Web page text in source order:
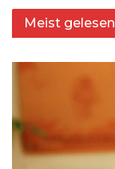
Meist gelesen